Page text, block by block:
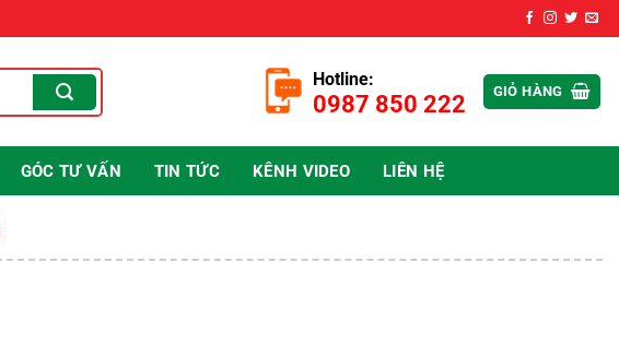
Hotline:
0987 850 222 GIỎ HÀNG
GÓC TƯ VẤN TIN TỨC KÊNH VIDEO LIÊN HỆ